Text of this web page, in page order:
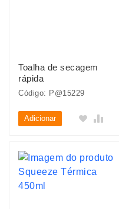
Toalha de secagem
rápida
Código: P@15229
Adicionar